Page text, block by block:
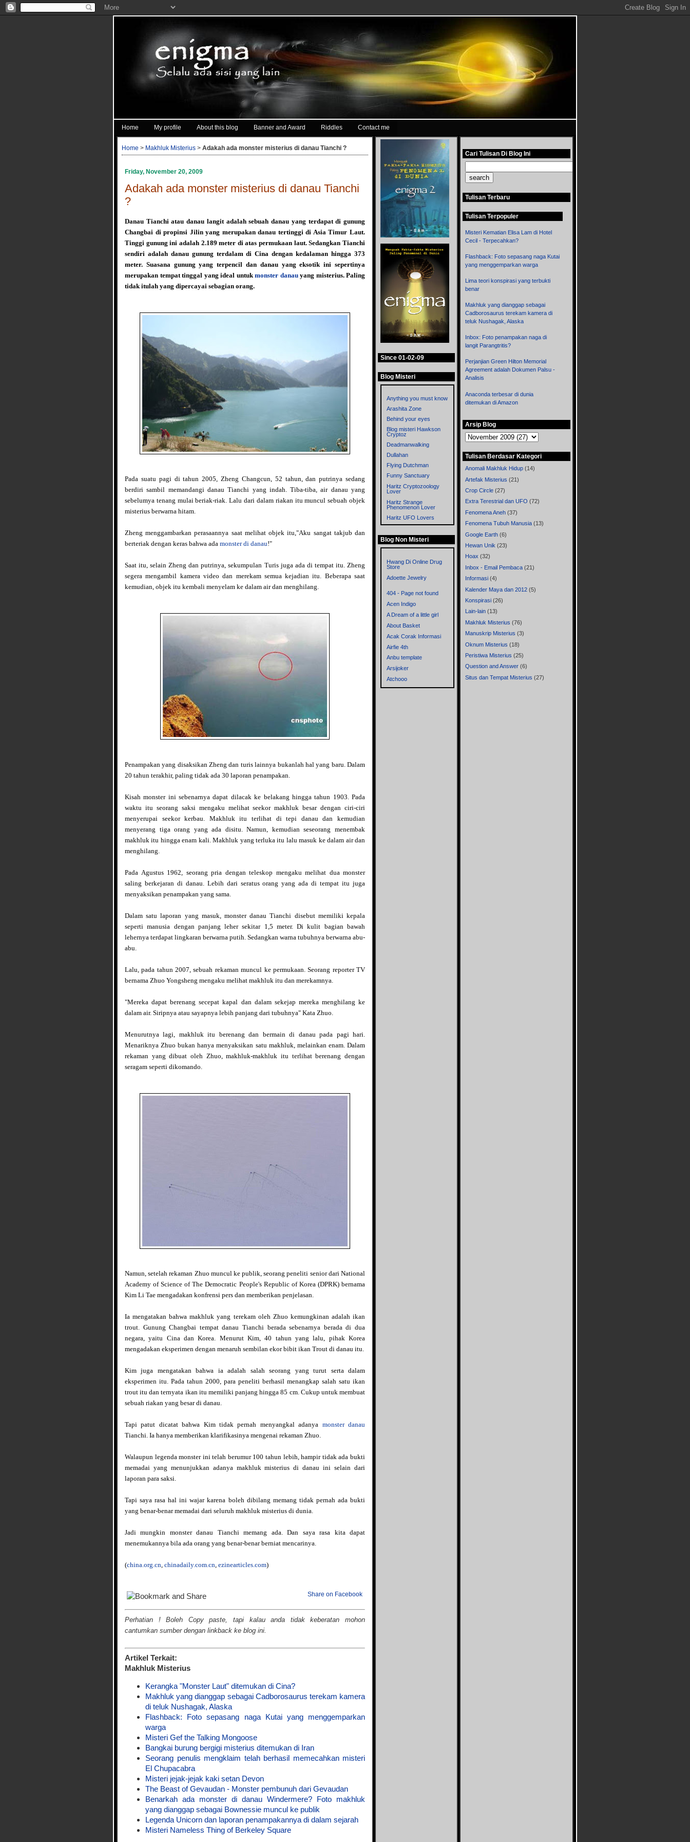
Home My profile About this blog Banner and Award Riddles Contact me
Home > Makhluk Misterius > Adakah ada monster misterius di danau Tianchi ?
Friday, November 20, 2009
Adakah ada monster misterius di danau Tianchi
?
Danau Tianchi atau danau langit adalah sebuah danau yang terdapat di gunung
Changbai di propinsi Jilin yang merupakan danau tertinggi di Asia Timur Laut.
Tinggi gunung ini adalah 2.189 meter di atas permukaan laut. Sedangkan Tianchi
sendiri adalah danau gunung terdalam di Cina dengan kedalaman hingga 373
meter. Suasana gunung yang terpencil dan danau yang eksotik ini sepertinya
merupakan tempat tinggal yang ideal untukmonster danauyang misterius. Paling
tidak itulah yang dipercayai sebagian orang.
Pada suatu pagi di tahun 2005, Zheng Changcun, 52 tahun, dan putrinya sedang
berdiri sambil memandangi danau Tianchi yang indah. Tiba-tiba, air danau yang
sebelumya tenang mulai beriak-riak. Lalu dari dalam riakan itu muncul sebuah objek
misterius berwarna hitam.
Zheng menggambarkan perasaannya saat melihat objek itu,"Aku sangat takjub dan
berteriak dengan keras bahwa ada monster di danau!"
Saat itu, selain Zheng dan putrinya, sekumpulan Turis juga ada di tempat itu. Zheng
segera mengambil kamera video dan merekam semua kejadian itu. Beberapa saat
kemudian, objek itu kembali menyelam ke dalam air dan menghilang.
Penampakan yang disaksikan Zheng dan turis lainnya bukanlah hal yang baru. Dalam
20 tahun terakhir, paling tidak ada 30 laporan penampakan.
Kisah monster ini sebenarnya dapat dilacak ke belakang hingga tahun 1903. Pada
waktu itu seorang saksi mengaku melihat seekor makhluk besar dengan ciri-ciri
menyerupai seekor kerbau. Makhluk itu terlihat di tepi danau dan kemudian
menyerang tiga orang yang ada disitu. Namun, kemudian seseorang menembak
makhluk itu hingga enam kali. Makhluk yang terluka itu lalu masuk ke dalam air dan
menghilang.
Pada Agustus 1962, seorang pria dengan teleskop mengaku melihat dua monster
saling berkejaran di danau. Lebih dari seratus orang yang ada di tempat itu juga
menyaksikan penampakan yang sama.
Dalam satu laporan yang masuk, monster danau Tianchi disebut memiliki kepala
seperti manusia dengan panjang leher sekitar 1,5 meter. Di kulit bagian bawah
lehernya terdapat lingkaran berwarna putih. Sedangkan warna tubuhnya berwarna abu-
abu.
Lalu, pada tahun 2007, sebuah rekaman muncul ke permukaan. Seorang reporter TV
bernama Zhuo Yongsheng mengaku melihat makhluk itu dan merekamnya.
"Mereka dapat berenang secepat kapal dan dalam sekejap mereka menghilang ke
dalam air. Siripnya atau sayapnya lebih panjang dari tubuhnya" Kata Zhuo.
Menurutnya lagi, makhluk itu berenang dan bermain di danau pada pagi hari.
Menariknya Zhuo bukan hanya menyaksikan satu makhluk, melainkan enam. Dalam
rekaman yang dibuat oleh Zhuo, makhluk-makhluk itu terlihat berenang dengan
seragam seperti dikomando.
Namun, setelah rekaman Zhuo muncul ke publik, seorang peneliti senior dari National
Academy of Science of The Democratic People's Republic of Korea (DPRK) bernama
Kim Li Tae mengadakan konfrensi pers dan memberikan penjelasan.
Ia mengatakan bahwa makhluk yang terekam oleh Zhuo kemungkinan adalah ikan
trout. Gunung Changbai tempat danau Tianchi berada sebenarnya berada di dua
negara, yaitu Cina dan Korea. Menurut Kim, 40 tahun yang lalu, pihak Korea
mengadakan eksperimen dengan menaruh sembilan ekor bibit ikan Trout di danau itu.
Kim juga mengatakan bahwa ia adalah salah seorang yang turut serta dalam
eksperimen itu. Pada tahun 2000, para peneliti berhasil menangkap salah satu ikan
trout itu dan ternyata ikan itu memiliki panjang hingga 85 cm. Cukup untuk membuat
sebuah riakan yang besar di danau.
Tapi patut dicatat bahwa Kim tidak pernah menyangkal adanya monster danau
Tianchi. Ia hanya memberikan klarifikasinya mengenai rekaman Zhuo.
Walaupun legenda monster ini telah berumur 100 tahun lebih, hampir tidak ada bukti
memadai yang menunjukkan adanya makhluk misterius di danau ini selain dari
laporan para saksi.
Tapi saya rasa hal ini wajar karena boleh dibilang memang tidak pernah ada bukti
yang benar-benar memadai dari seluruh makhluk misterius di dunia.
Jadi mungkin monster danau Tianchi memang ada. Dan saya rasa kita dapat
menemukannya bila ada orang yang benar-benar berniat mencarinya.
(china.org.cn, chinadaily.com.cn, ezinearticles.com)
Share on Facebook
Perhatian ! Boleh Copy paste, tapi kalau anda tidak keberatan mohon
cantumkan sumber dengan linkback ke blog ini.
Artikel Terkait:
Makhluk Misterius
Kerangka "Monster Laut" ditemukan di Cina?
Makhluk yang dianggap sebagai Cadborosaurus terekam kamera
di teluk Nushagak, Alaska
Flashback: Foto sepasang naga Kutai yang menggemparkan
warga
Misteri Gef the Talking Mongoose
Bangkai burung bergigi misterius ditemukan di Iran
Seorang penulis mengklaim telah berhasil memecahkan misteri
El Chupacabra
Misteri jejak-jejak kaki setan Devon
The Beast of Gevaudan - Monster pembunuh dari Gevaudan
Benarkah ada monster di danau Windermere? Foto makhluk
yang dianggap sebagai Bownessie muncul ke publik
Legenda Unicorn dan laporan penampakannya di dalam sejarah
Misteri Nameless Thing of Berkeley Square
Since 01-02-09
Blog Misteri
Anything you must know
Arashita Zone
Behind your eyes
Blog misteri Hawkson
Cryptoz
Deadmanwalking
Dullahan
Flying Dutchman
Funny Sanctuary
Haritz Cryptozoology
Lover
Haritz Strange
Phenomenon Lover
Haritz UFO Lovers
Left Thinkers
Memories
Metronom
Mystery of the World
Rensen Blog
Sisi Lain
Blog Non Misteri
Hwang Di Online Drug
Store
Adoette Jewelry
404 - Page not found
Acen Indigo
A Dream of a little girl
About Basket
Acak Corak Informasi
Airfie 4th
Anbu template
Arsijoker
Atchooo
Bahrul Ulum Dot Com
Cari Tulisan Di Blog Ini
Tulisan Terbaru
Tulisan Terpopuler
Misteri Kematian Elisa Lam di Hotel
Cecil - Terpecahkan?
Flashback: Foto sepasang naga Kutai
yang menggemparkan warga
Lima teori konspirasi yang terbukti
benar
Makhluk yang dianggap sebagai
Cadborosaurus terekam kamera di
teluk Nushagak, Alaska
Inbox: Foto penampakan naga di
langit Parangtritis?
Perjanjian Green Hilton Memorial
Agreement adalah Dokumen Palsu -
Analisis
Anaconda terbesar di dunia
ditemukan di Amazon
Arsip Blog
Tulisan Berdasar Kategori
Anomali Makhluk Hidup (14)
Artefak Misterius (21)
Crop Circle (27)
Extra Terestrial dan UFO (72)
Fenomena Aneh (37)
Fenomena Tubuh Manusia (13)
Google Earth (6)
Hewan Unik (23)
Hoax (32)
Inbox - Email Pembaca (21)
Informasi (4)
Kalender Maya dan 2012 (5)
Konspirasi (26)
Lain-lain (13)
Makhluk Misterius (76)
Manuskrip Misterius (3)
Oknum Misterius (18)
Peristiwa Misterius (25)
Question and Answer (6)
Situs dan Tempat Misterius (27)